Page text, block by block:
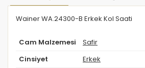
Wainer WA.24300-B Erkek Kol Saati
Cam Malzemesi Safir
Cinsiyet Erkek